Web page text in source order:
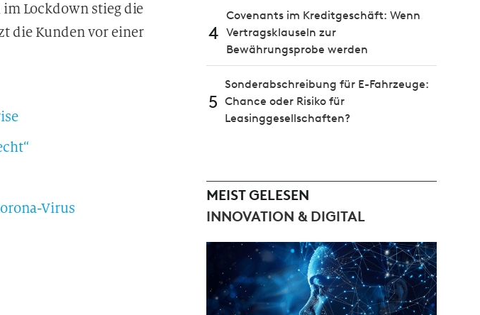
Lockdown stieg die
die Kunden vor einer
Virus
4
Covenants im Kreditgeschäft: Wenn
Vertragsklauseln zur
Bewährungsprobe werden
5
Sonderabschreibung für E-Fahrzeuge:
Chance oder Risiko für
Leasinggesellschaften?
MEIST GELESEN
INNOVATION & DIGITAL